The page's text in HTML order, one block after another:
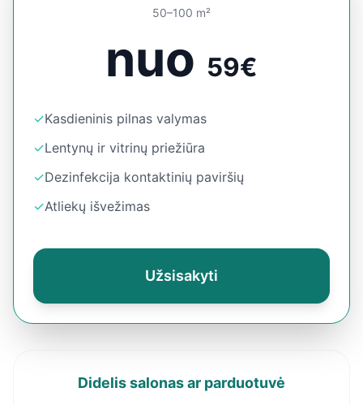
50–100 m²
nuo 59€
✓Kasdieninis pilnas valymas
✓Lentynų ir vitrinų priežiūra
✓Dezinfekcija kontaktinių paviršių
✓Atliekų išvežimas
Užsisakyti
Didelis salonas ar parduotuvė